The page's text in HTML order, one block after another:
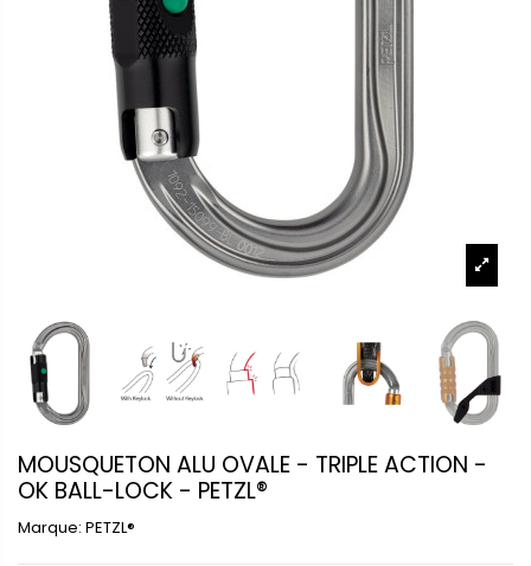
MOUSQUETON ALU OVALE - TRIPLE ACTION -
OK BALL-LOCK - PETZL®
Marque: PETZL®